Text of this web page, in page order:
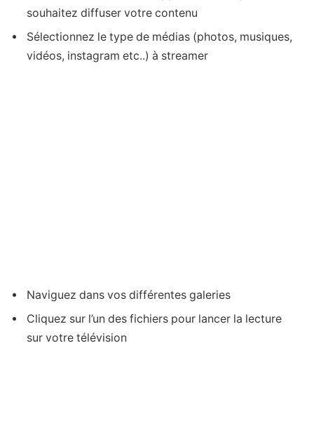
souhaitez diffuser votre contenu
Sélectionnez le type de médias (photos, musiques,
vidéos, instagram etc..) à streamer
Naviguez dans vos différentes galeries
Cliquez sur l’un des fichiers pour lancer la lecture
sur votre télévision